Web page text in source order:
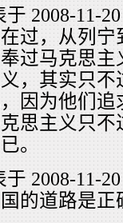
2008-11-
过，从列
过马克思
，其实只
因为他们
思主义只
。
2008-11-
的道路是